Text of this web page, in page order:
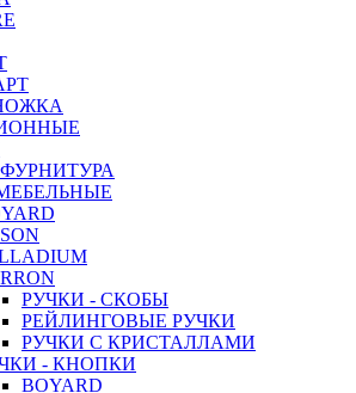
РУЧКИ - СКОБЫ
РЕЙЛИНГОВЫЕ РУЧКИ
РУЧКИ С КРИСТАЛЛАМИ
- КНОПКИ
BOYARD